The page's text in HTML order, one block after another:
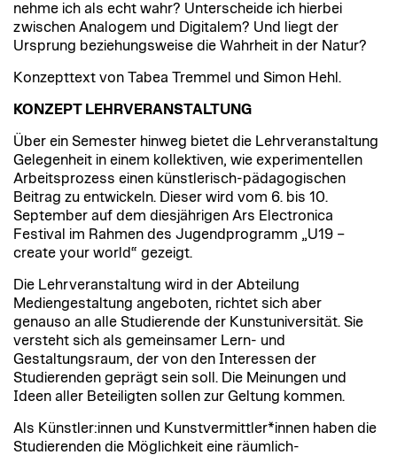
nehme ich als echt wahr? Unterscheide ich hierbei
zwischen Analogem und Digitalem? Und liegt der
Ursprung beziehungsweise die Wahrheit in der Natur?
Konzepttext von Tabea Tremmel und Simon Hehl.
KONZEPT LEHRVERANSTALTUNG
Über ein Semester hinweg bietet die Lehrveranstaltung
Gelegenheit in einem kollektiven, wie experimentellen
Arbeitsprozess einen künstlerisch-pädagogischen
Beitrag zu entwickeln. Dieser wird vom 6. bis 10.
September auf dem diesjährigen Ars Electronica
Festival im Rahmen des Jugendprogramm „U19 –
create your world“ gezeigt.
Die Lehrveranstaltung wird in der Abteilung
Mediengestaltung angeboten, richtet sich aber
genauso an alle Studierende der Kunstuniversität. Sie
versteht sich als gemeinsamer Lern- und
Gestaltungsraum, der von den Interessen der
Studierenden geprägt sein soll. Die Meinungen und
Ideen aller Beteiligten sollen zur Geltung kommen.
Als Künstler:innen und Kunstvermittler*innen haben die
Studierenden die Möglichkeit eine räumlich-